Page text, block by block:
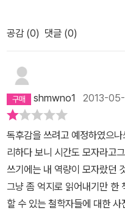
스스로가 후진국의 빈곤에 연
쟁점을 회피한다. 이는 초자아
있다. 금, 석유, 다이아몬드
철저히 파괴당했다. 그 나라 아
지 통치자의 독재와 종족 간의
참혹한 현실의 이면에는 선진
아이들로부터 집과 음식을 빼
이 필요하다고 호소하는 선진
이들의 또 다른 비극은 약탈자
다는 것이다. 「가장 순수한
적 폭력에 가담하는 자들이 위
난하고 '나쁜 것'으로 매도하
신비화다. 정작 가장 잔혹한 형
을 동원해 무감각하게 만든다.
들에 대한 인도주의적 동정의
이 만들어지고 작동하는 근원
에 따르면 자유주의자들이 가
쓰되, 폭력이 결코 합법적이지
집어져야 한다. 억압받는 사람
습니다. 이를 증명이라도 하
며 대량실업 등 있으나 마나 한
른 한편에선 민족주의적이고
폭력을 행사합니다. 이런 객관
반대한다는 것은 경제적인 분
의 정치적 형식, 자유주의적
한다는 것을 의미합니다. 문제
치에 있는 자유민주주의라는
차라리 아이히만이 괴물이라
이히만의 경우 곤란한 점은 바
이다. 도착적이지도 않고 사디
찍하게 정상적인 사람들이 많
는 방법에 대한 여러 가지 길
리가 복잡해진다. 특히 나처럼
하려고 애쓰고 있게 된다. 책
력의 개념에 대한 고찰보다는
는 삶을 살고 있는지 발견하는
든 사고가 생활 반경을 벗어나
읽었던 책들을 펼쳐보지만 곧
고 처박아둔다. 뭘 새로 받아들
루하루에 점점 빠져들 채 시간
라고는 어디로 놀러갈까 매일
공감 (0) 댓글 (0)
shmwno1 2013-
독후감을 쓰려고 예정하였으
리하다 보니 시간도 모자라고
쓰기에는 내 역량이 모자랐던
그냥 좀 억지로 읽어내기만 한
할 수 있는 철학자들에 대한